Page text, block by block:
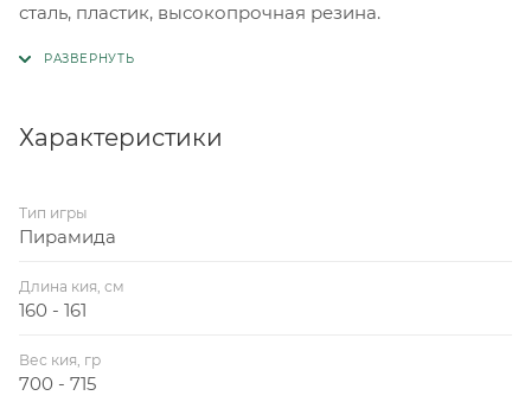
сталь, пластик, высокопрочная резина.
Характеристики
Тип игры
Пирамида
Длина кия, см
160 - 161
Вес кия, гр
700 - 715